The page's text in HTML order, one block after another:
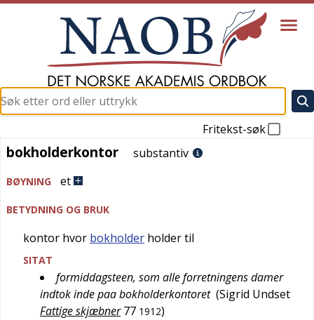
Fritekst-søk
bokholderkontor
bokholderkontor substantiv
BØYNING et
BETYDNING OG BRUK
kontor hvor bokholder holder til
SITAT
formiddagsteen, som alle forretningens damer
indtok inde paa bokholderkontoret (Sigrid Undset
Fattige skjæbner 77 1912)